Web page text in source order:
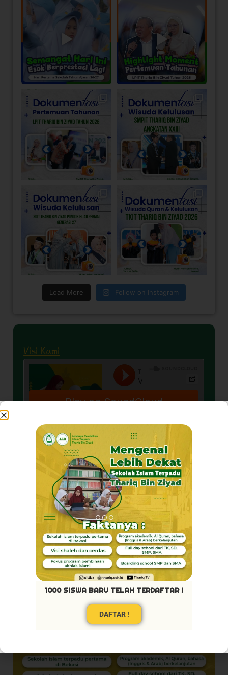
Load More Follow on Instagram
Visi Kami
Akhlaq Terpuji
Pribadi Mulya
1000 SISWA BARU TELAH TERDAFTAR !
DAFTAR !